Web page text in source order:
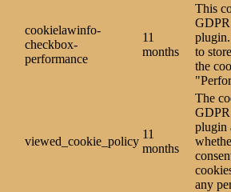
cookielawinfo-
checkbox-
performance
11
months
This
to
the
viewed_cookie_policy
11
months
The
plugin
any